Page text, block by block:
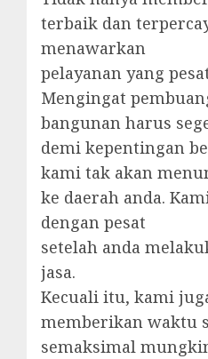
terbaik dan
menawarkan
pelayanan yang
Mengingat
bangunan harus
demi kepentingan
kami tak akan
ke daerah anda.
dengan pesat
setelah anda
jasa.
Kecuali itu, kami
memberikan waktu
semaksimal